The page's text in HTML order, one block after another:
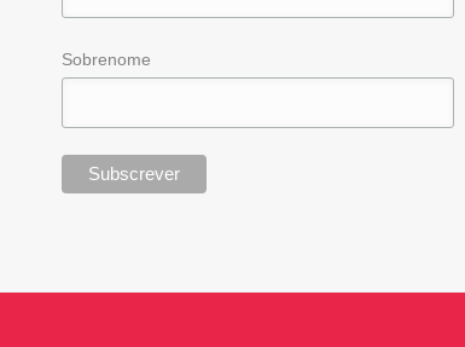
Sobrenome